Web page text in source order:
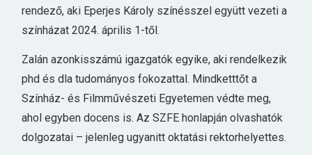
rendező, aki Eperjes Károly színésszel együtt vezeti a
színházat 2024. április 1-től.
Zalán azonkisszámú igazgatók egyike, aki rendelkezik
phd és dla tudományos fokozattal. Mindketttőt a
Színház- és Filmművészeti Egyetemen védte meg,
ahol egyben docens is. Az SZFE honlapján olvashatók
dolgozatai – jelenleg ugyanitt oktatási rektorhelyettes.